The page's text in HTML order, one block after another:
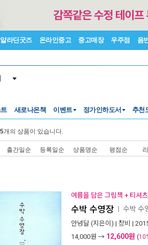
알라딘굿즈 온라인중고 중고매장 우주점 음
새로나온책 이벤트 정가인하도서 추천
개의 상품이 있습니다.
출간일순 등록일순 상품명순 평점순
여름을 담은 그림책 + 티셔
수박 수영장 수박 수
안녕달 (지은이) | 창비 |
14,000원 → 12,600원 (